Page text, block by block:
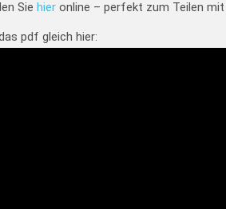
Sie hier online – perfekt zum Teilen
pdf gleich hier: